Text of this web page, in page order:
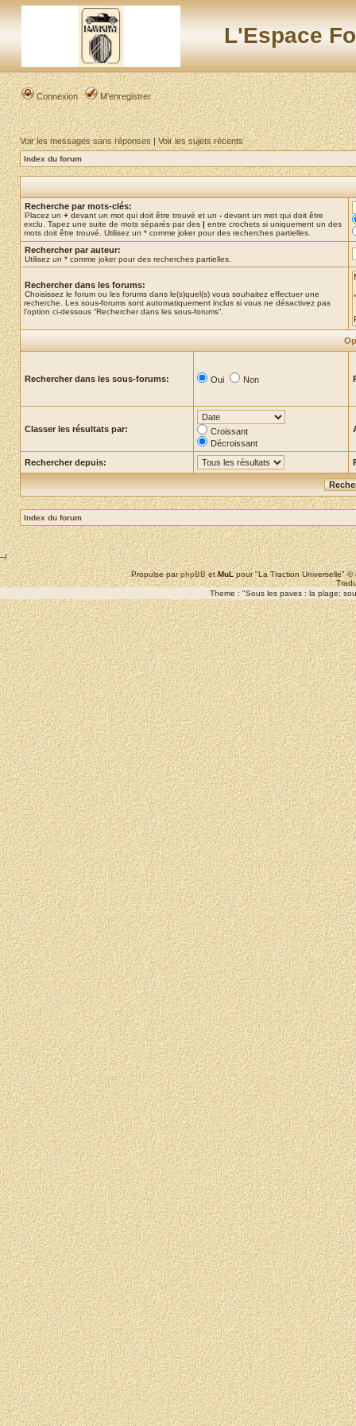
L'Espace
Connexion M’enregistrer
Voir les messages sans réponses|Voir les sujets récents
Index du forum
Recherche par mots-clés:
Placez un + devant un mot qui doit être trouvé et un - devant un mot qui doit être
exclu. Tapez une suite de mots séparés par des | entre crochets si uniquement un des
mots doit être trouvé. Utilisez un * comme joker pour des recherches partielles.
Rechercher par auteur:
Utilisez un * comme joker pour des recherches partielles.
Rechercher dans les forums:
Choisissez le forum ou les forums dans le(s)quel(s) vous souhaitez effectuer une
recherche. Les sous-forums sont automatiquement inclus si vous ne désactivez pas
l’option ci-dessous “Rechercher dans les sous-forums”.
Rechercher dans les sous-forums: Oui Non
Classer les résultats par:
Croissant
Décroissant
Rechercher depuis:
Index du forum
--/
Propulse parphpBBetMuLpour "La Traction Universelle"
Theme : "Sous les paves : la plage;